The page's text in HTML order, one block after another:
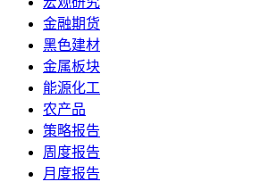
金融期货
黑色建材
金属板块
能源化工
农产品
策略报告
周度报告
月度报告